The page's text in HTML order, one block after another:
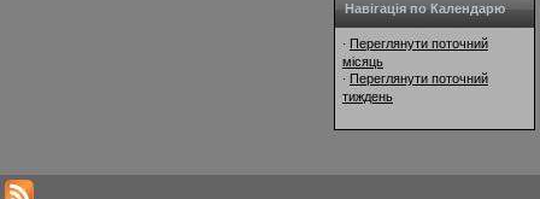
Навігація по Календарю
· Переглянути поточний
місяць
· Переглянути поточний
тиждень